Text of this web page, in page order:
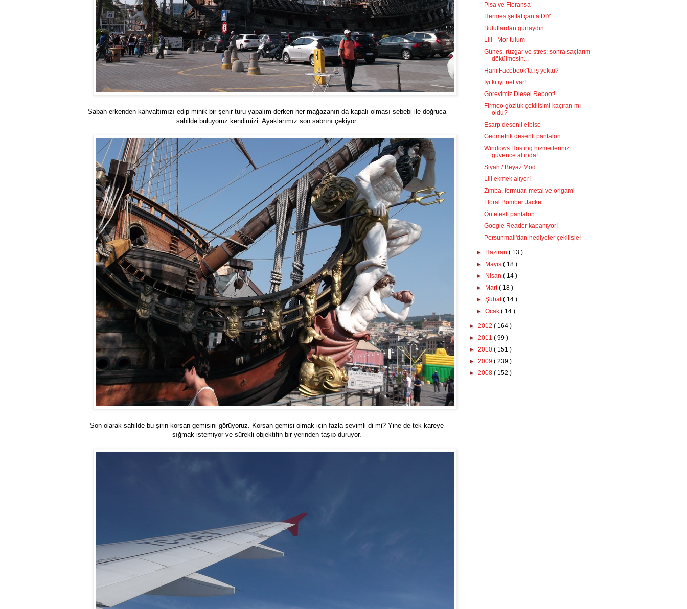
Sabah erkenden kahvaltımızı edip minik bir şehir turu yapalım derken her mağazanın da kapalı olması sebebi ile doğruca
sahilde buluyoruz kendimizi. Ayaklarımız son sabrını çekiyor.
Son olarak sahilde bu şirin korsan gemisini görüyoruz. Korsan gemisi olmak için fazla sevimli di mi? Yine de tek kareye
sığmak istemiyor ve sürekli objektifin bir yerinden taşıp duruyor.
Pisa ve Floransa
Hermes şeffaf çanta DIY
Bulutlardan günaydın
Lili - Mor tulum
Güneş, rüzgar ve stres; sonra saçlarım
dökülmesin...
Hani Facebook'ta iş yoktu?
İyi ki iyi.net var!
Görevimiz Diesel Reboot!
Firmoo gözlük çekilişimi kaçıran mı
oldu?
Eşarp desenli elbise
Geometrik desenli pantalon
Windows Hosting hizmetleriniz
güvence altında!
Siyah / Beyaz Mod
Lili ekmek alıyor!
Zımba, fermuar, metal ve origami
Floral Bomber Jacket
Ön etekli pantalon
Google Reader kapanıyor!
Persunmall'dan hediyeler çekilişle!
► Haziran( 13 )
►
Mayıs( 18 )
►
Nisan( 14 )
►
Mart( 18 )
►Şubat( 14 )
►Ocak( 14 )
► 2012 ( 164 )
► 2011 ( 99 )
► 2010 ( 151 )
► 2009 ( 239 )
► 2008 ( 152 )